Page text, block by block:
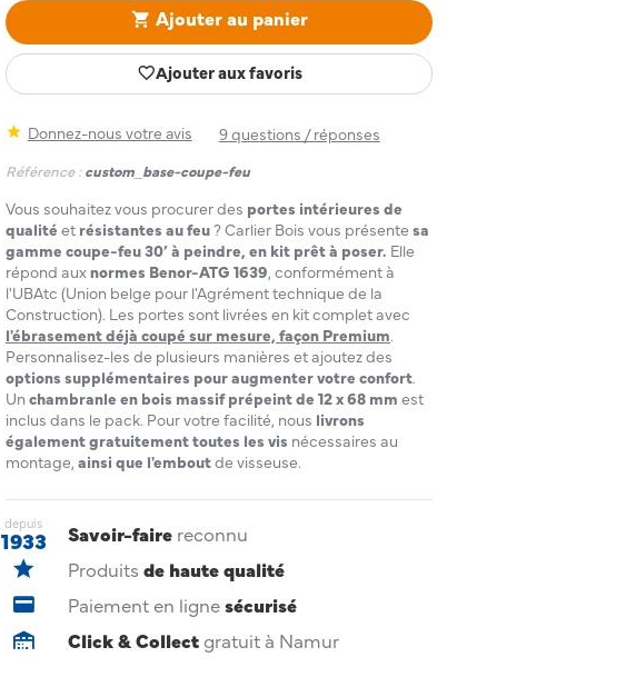
Ajouter au panier
Ajouter aux favoris
Donnez-nous votre avis 9 questions / réponses
Référence : custom_base-coupe-feu
Vous souhaitez vous procurer des portes intérieures de
qualité et résistantes au feu? Carlier Bois vous présente sa
gamme coupe-feu 30’ à peindre, en kit prêt à poser. Elle
répond auxnormes Benor-ATG 1639, conformément à
l'UBAtc (Union belge pour l'Agrément technique de la
Construction). Les portes sont livrées en kit complet avec
l'ébrasementdéjà coupé sur mesure, façon Premium.
Personnalisez-les de plusieurs manières et ajoutez des
options supplémentaires pour augmenter votre confort.
Un chambranle en bois massif prépeint de 12 x 68 mm est
inclus dans le pack. Pour votre facilité, nous livrons
également gratuitement toutes les vis nécessaires au
montage, ainsi que l'emboutde visseuse.
depuis
1933 Savoir-faire reconnu
Produits de haute qualité
Paiement en lignesécurisé
Click & Collect gratuit à Namur